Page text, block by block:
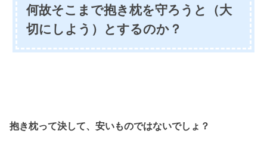
何故そこまで抱き枕を守ろうと（大
切にしよう）とするのか？
抱き枕って決して、安いものではないでしょ？